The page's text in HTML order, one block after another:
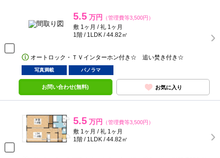
5.5 万円 （管理費等3,500円）
敷 1ヶ月 / 礼 1ヶ月
1階 / 1LDK / 44.82㎡
オートロック・ＴＶインターホン付き☆ 追い焚き付き☆
写真満載 パノラマ
お問い合わせ(無料) お気に入り
5.5 万円 （管理費等3,500円）
敷 1ヶ月 / 礼 1ヶ月
1階 / 1LDK / 44.82㎡